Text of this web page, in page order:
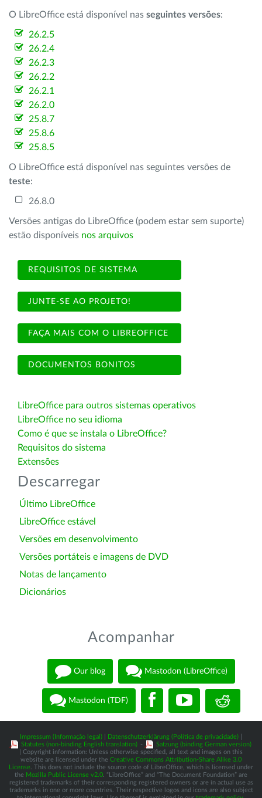
O LibreOffice está disponível nas seguintes versões:
26.2.5
26.2.4
26.2.3
26.2.2
26.2.1
26.2.0
25.8.7
25.8.6
25.8.5
O LibreOffice está disponível nas seguintes versões de
teste:
26.8.0
Versões antigas do LibreOffice (podem estar sem suporte)
estão disponíveis nos arquivos
REQUISITOS DE SISTEMA
JUNTE-SE AO PROJETO!
FAÇA MAIS COM O LIBREOFFICE
DOCUMENTOS BONITOS
LibreOffice para outros sistemas operativos
LibreOffice no seu idioma
Como é que se instala o LibreOffice?
Requisitos do sistema
Extensões
Descarregar
Último LibreOffice
LibreOffice estável
Versões em desenvolvimento
Versões portáteis e imagens de DVD
Notas de lançamento
Dicionários
Acompanhar
Our blog Mastodon (LibreOffice)
Mastodon (TDF)
Impressum (Informação legal) Datenschutzerklärung (Política de privacidade)
Statutes (non-binding English translation) -
Satzung (binding German version)
| Copyright information: Unless otherwise specified, all text and images on this
website are licensed under the Creative Commons Attribution-Share Alike 3.0
License . This does not include the source code of LibreOffice, which is licensed under
the Mozilla Public License v2.0 . “LibreOffice” and “The Document Foundation” are
registered trademarks of their corresponding registered owners or are in actual use as
trademarks in one or more countries. Their respective logos and icons are also subject